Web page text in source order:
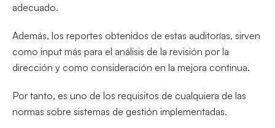
adecuado.
Además, los reportes obtenidos de estas auditorías, sirven
como input más para el análisis de la revisión por la
dirección y como consideración en la mejora continua.
Por tanto, es uno de los requisitos de cualquiera de las
normas sobre sistemas de gestión implementadas.